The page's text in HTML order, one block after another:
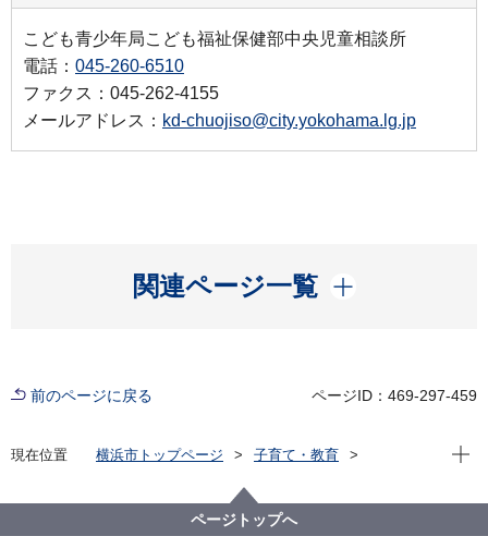
こども青少年局こども福祉保健部中央児童相談所
電話： 045-260-6510
ファクス：045-262-4155
メールアドレス： kd-chuojiso@city.yokohama.lg.jp
関連ページ一覧
開く
前のページに戻る ページID：469-297-459
現在位置 横浜市トップページ
子育て・教育
現在
ページトップへ